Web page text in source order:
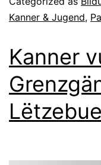
Kanner & Jugend,
Kanner